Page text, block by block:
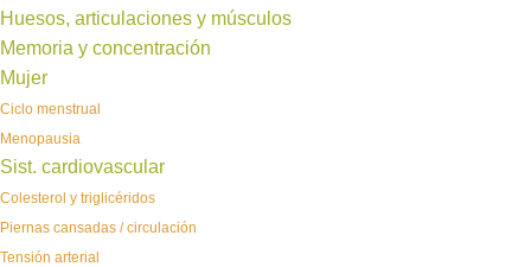
Huesos, articulaciones y músculos
Memoria y concentración
Mujer
Ciclo menstrual
Menopausia
Sist. cardiovascular
Colesterol y triglicéridos
Piernas cansadas / circulación
Tensión arterial